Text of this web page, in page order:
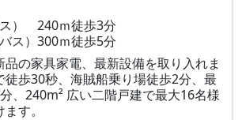
） 240ｍ徒歩3分
ス）300ｍ徒歩5分
の家具家電、最新設備を取り入れま
徒歩30秒、海賊船乗り場徒歩2分、最
、240m² 広い二階戸建で最大16名様
す。